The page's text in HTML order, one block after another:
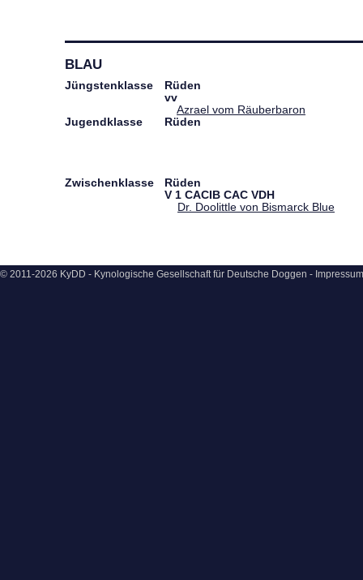
BLAU
Jüngstenklasse
Rüden
vv
Azrael vom Räuberbaron
Jugendklasse
Rüden
Zwischenklasse
Rüden
V 1 CACIB CAC VDH
Dr. Doolittle von Bismarck Blue
© 2011-2026 KyDD - Kynologische Gesellschaft für Deutsche Doggen - Impressum